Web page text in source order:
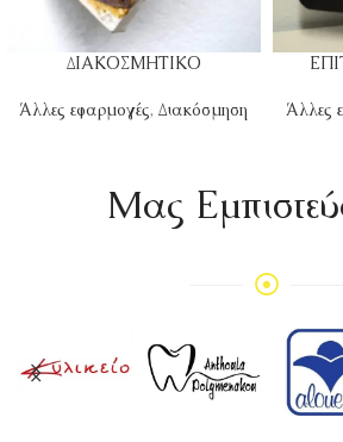
ΔΙΑΚΟΣΜΗΤΙΚΟ
Άλλες εφαρμογές, Διακόσμηση Άλλες
Mας